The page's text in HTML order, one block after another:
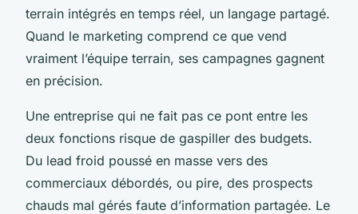
terrain intégrés en temps réel, un langage partagé.
Quand le marketing comprend ce que vend
vraiment l’équipe terrain, ses campagnes gagnent
en précision.
Une entreprise qui ne fait pas ce pont entre les
deux fonctions risque de gaspiller des budgets.
Du lead froid poussé en masse vers des
commerciaux débordés, ou pire, des prospects
chauds mal gérés faute d’information partagée. Le